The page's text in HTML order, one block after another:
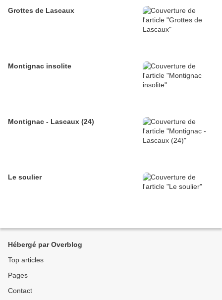
Grottes de Lascaux
Montignac insolite
Montignac - Lascaux (24)
Le soulier
Hébergé par Overblog
Top articles
Pages
Contact